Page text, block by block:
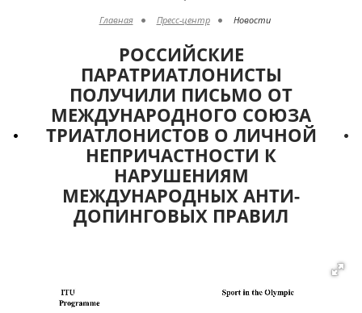
Главная Пресс-центр Новости
РОССИЙСКИЕ
ПАРАТРИАТЛОНИСТЫ
ПОЛУЧИЛИ ПИСЬМО ОТ
МЕЖДУНАРОДНОГО СОЮЗА
ТРИАТЛОНИСТОВ О ЛИЧНОЙ
НЕПРИЧАСТНОСТИ К
НАРУШЕНИЯМ
МЕЖДУНАРОДНЫХ АНТИ-
ДОПИНГОВЫХ ПРАВИЛ